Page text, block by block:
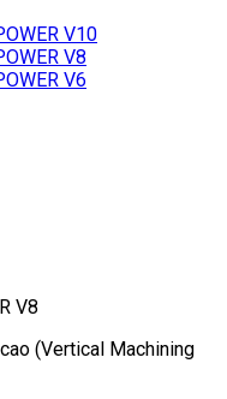
V10
V8
V6
V8
(Vertical Machining